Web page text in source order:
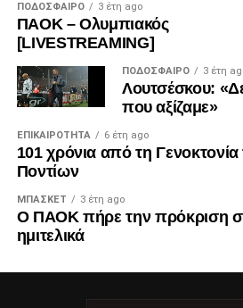
ΠΟΔΌΣΦΑΙΡΟ 3 έτη ago
ΠΑΟΚ – Ολυμπιακός
[LIVESTREAMING]
ΠΟΔΌΣΦΑΙΡΟ 3 έτη
Λουτσέσκου:
που αξίζαμε»
ΕΠΙΚΑΙΡΌΤΗΤΑ 6 έτη ago
101 χρόνια από τη
Ποντίων
ΜΠΆΣΚΕΤ 3 έτη ago
Ο ΠΑΟΚ πήρε την πρόκριση
ημιτελικά